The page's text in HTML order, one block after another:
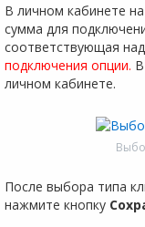
В личном кабинете
сумма для
соответствующая
подключения опции.
личном кабинете.
После выбора типа
нажмите кнопку